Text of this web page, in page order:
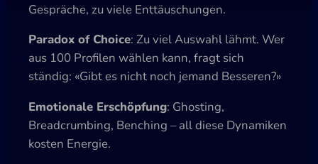
Gespräche, zu viele Enttäuschungen.
Paradox of Choice: Zu viel Auswahl lähmt. Wer
aus 100 Profilen wählen kann, fragt sich
ständig: «Gibt es nicht noch jemand Besseren?»
Emotionale Erschöpfung: Ghosting,
Breadcrumbing, Benching – all diese Dynamiken
kosten Energie.